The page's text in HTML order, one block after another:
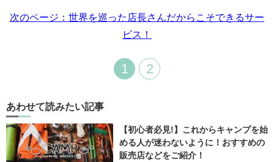
次のページ：世界を巡った店長さんだからこそできるサー
ビス！
1 2
あわせて読みたい記事
【初心者必見!】これからキャンプを始
める人が迷わないように！おすすめの
販売店などをご紹介！